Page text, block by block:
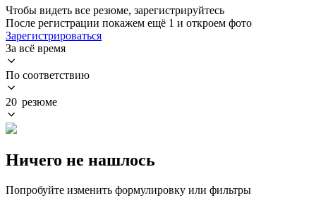
Чтобы видеть все резюме, зарегистрируйтесь
После регистрации покажем ещё 1 и откроем фото
Зарегистрироваться
За всё время
По соответствию
20 резюме
Ничего не нашлось
Попробуйте изменить формулировку или фильтры